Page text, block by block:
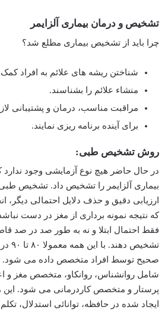
تشخیص و درمان بیماری آلزایمر
چرا باید از تشخیص بیماری مطلع شد؟
شناختن ریشه های علائم به افراد
منشاء علائم را بشناسند.
مراقبت مناسب، درمان و پشتیبانی
برای آینده برنامه ریزی نمایند.
روش تشخیص طبی:
در حال حاضر هیچ نوع آزمایشی وجود ندارد
بیماری آلزایمر را تشخیص داد. تشخیص
ارزیابی دقیق و حذف دلایل احتمالی دیگر،
که نتیجه نمونه برداری از مغز در دست
فقط احتمال ابتلا و نه به طور صد در صد
صحیح توسط افراد متخصص داده می شود.
شامل روانشناس، روانکاو، متخصص مغز و
پرستار و متخصص کاردرمانی می شود.
ایجاد شده در حافظه، توانائی استدلال،